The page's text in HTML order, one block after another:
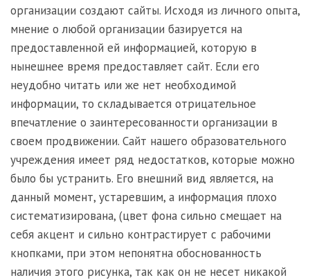
организации создают сайты. Исходя из личного опыта,
мнение о любой организации базируется на
предоставленной ей информацией, которую в
нынешнее время предоставляет сайт. Если его
неудобно читать или же нет необходимой
информации, то складывается отрицательное
впечатление о заинтересованности организации в
своем продвижении. Сайт нашего образовательного
учреждения имеет ряд недостатков, которые можно
было бы устранить. Его внешний вид является, на
данный момент, устаревшим, а информация плохо
систематизирована, (цвет фона сильно смещает на
себя акцент и сильно контрастирует с рабочими
кнопками, при этом непонятна обоснованность
наличия этого рисунка, так как он не несет никакой